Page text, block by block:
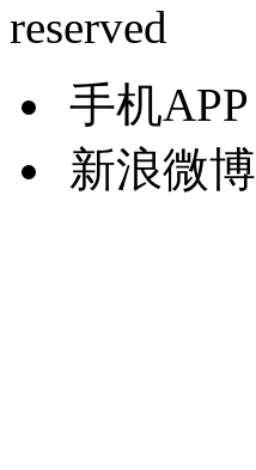
reserved
手机APP
新浪微博